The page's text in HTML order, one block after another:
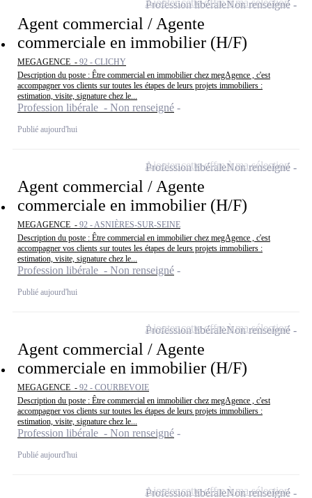
Agent commercial / Agente
commerciale en immobilier (H/F)
MEGAGENCE - 92 - CLICHY
Description du poste : Être commercial en immobilier chez megAgence , c'est
accompagner vos clients sur toutes les étapes de leurs projets immobiliers :
estimation, visite, signature chez le...
Profession libérale - Non renseigné
Publié aujourd'hui
Profession libéraleNon renseigné
Agent commercial / Agente
commerciale en immobilier (H/F)
MEGAGENCE - 92 - ASNIÈRES-SUR-SEINE
Description du poste : Être commercial en immobilier chez megAgence , c'est
accompagner vos clients sur toutes les étapes de leurs projets immobiliers :
estimation, visite, signature chez le...
Profession libérale - Non renseigné
Publié aujourd'hui
Profession libéraleNon renseigné
Ajouter cette offre à ma sélection
Agent commercial / Agente
commerciale en immobilier (H/F)
MEGAGENCE - 92 - COURBEVOIE
Description du poste : Être commercial en immobilier chez megAgence , c'est
accompagner vos clients sur toutes les étapes de leurs projets immobiliers :
estimation, visite, signature chez le...
Profession libérale - Non renseigné
Publié aujourd'hui
Profession libéraleNon renseigné
Ajouter cette offre à ma sélection
Profession libéraleNon renseigné
Ajouter cette offre à ma sélection